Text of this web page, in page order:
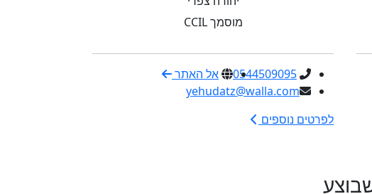
מוסמך CCIL
0544509095
אל האתר
yehudatz@walla.com
לפרטים נוספים